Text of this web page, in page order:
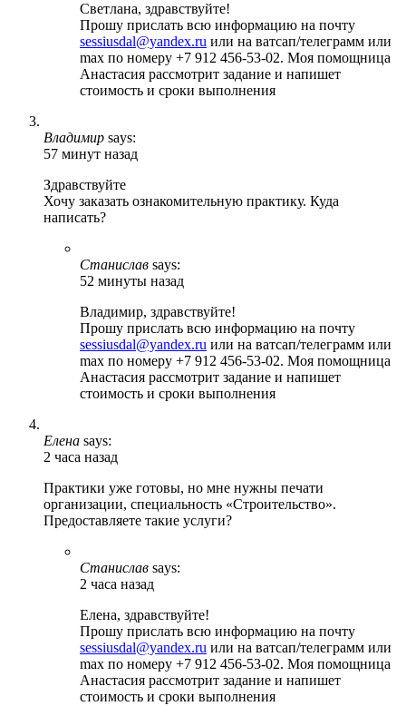
Светлана, здравствуйте!
Прошу прислать всю информацию на почту
sessiusdal@yandex.ru или на ватсап/телеграмм или
max по номеру +7 912 456-53-02. Моя помощница
Анастасия рассмотрит задание и напишет
стоимость и сроки выполнения
Владимир says:
57 минут назад
Здравствуйте
Хочу заказать ознакомительную практику. Куда
написать?
Станислав says:
52 минуты назад
Владимир, здравствуйте!
Прошу прислать всю информацию на почту
sessiusdal@yandex.ru или на ватсап/телеграмм или
max по номеру +7 912 456-53-02. Моя помощница
Анастасия рассмотрит задание и напишет
стоимость и сроки выполнения
Елена says:
2 часа назад
Практики уже готовы, но мне нужны печати
организации, специальность «Строительство».
Предоставляете такие услуги?
Станислав says:
2 часа назад
Елена, здравствуйте!
Прошу прислать всю информацию на почту
sessiusdal@yandex.ru или на ватсап/телеграмм или
max по номеру +7 912 456-53-02. Моя помощница
Анастасия рассмотрит задание и напишет
стоимость и сроки выполнения